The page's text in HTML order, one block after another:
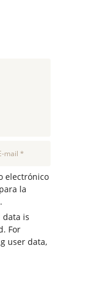
electrónico
la
data is
For
user data,